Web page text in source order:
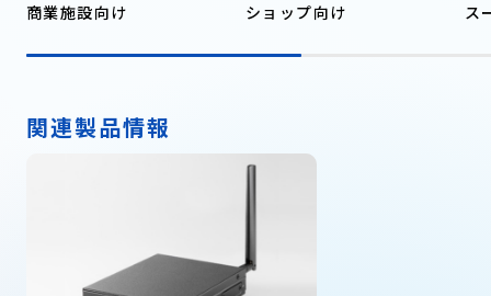
商業施設向け ショップ向け ス
関連製品情報